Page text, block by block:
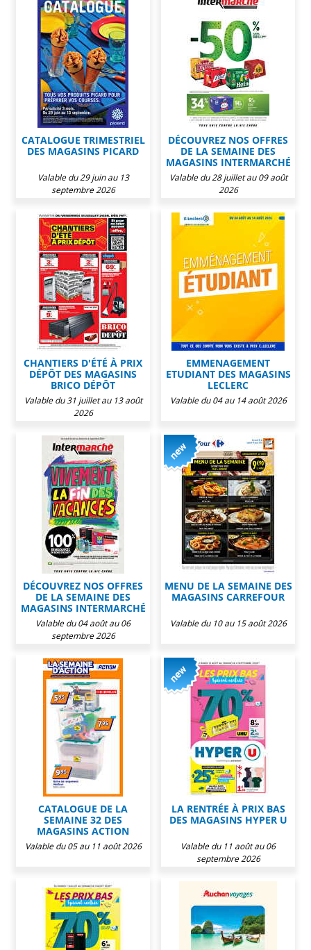
CATALOGUE TRIMESTRIEL
DES MAGASINS PICARD
Valable du 29 juin au 13
septembre 2026
DÉCOUVREZ NOS OFFRES
DE LA SEMAINE DES
MAGASINS INTERMARCHÉ
Valable du 28 juillet au 09 août
2026
CHANTIERS D'ÉTÉ À PRIX
DÉPÔT DES MAGASINS
BRICO DÉPÔT
Valable du 31 juillet au 13 août
2026
EMMENAGEMENT
ETUDIANT DES MAGASINS
LECLERC
Valable du 04 au 14 août 2026
DÉCOUVREZ NOS OFFRES
DE LA SEMAINE DES
MAGASINS INTERMARCHÉ
Valable du 04 août au 06
septembre 2026
MENU DE LA SEMAINE DES
MAGASINS CARREFOUR
Valable du 10 au 15 août 2026
CATALOGUE DE LA
SEMAINE 32 DES
MAGASINS ACTION
Valable du 05 au 11 août 2026
LA RENTRÉE À PRIX BAS
DES MAGASINS HYPER U
Valable du 11 août au 06
septembre 2026